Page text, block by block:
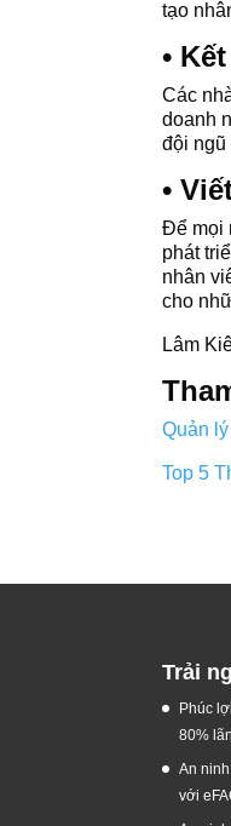
tạo
•
Các
doanh
đội ngũ
•
Để mọi
phát
nhân
cho
Lâm
Quản
Top 5
Trải
Phúc
80%
An
với